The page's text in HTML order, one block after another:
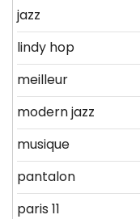
jazz
lindy hop
meilleur
modern jazz
musique
pantalon
paris 11